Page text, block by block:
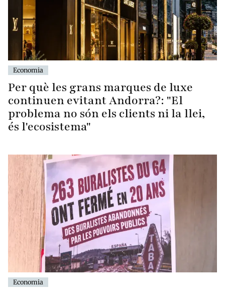
Economia
Per què les grans marques de luxe
continuen evitant Andorra?: "El
problema no són els clients ni la llei,
és l'ecosistema"
Economia